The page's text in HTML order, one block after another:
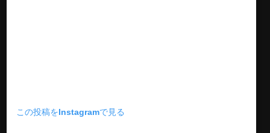
この投稿をInstagramで見る